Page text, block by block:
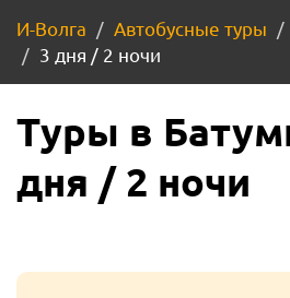
И-Волга Автобусные туры
3 дня / 2 ночи
Туры в
дня / 2 ночи